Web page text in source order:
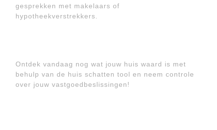
gesprekken met makelaars of
hypotheekverstrekkers.
Ontdek vandaag nog wat jouw huis waard is met
behulp van de huis schatten tool en neem controle
over jouw vastgoedbeslissingen!